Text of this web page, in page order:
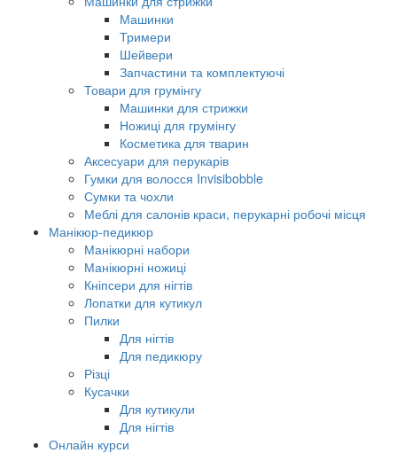
Машинки
Тримери
Шейвери
Запчастини та комплектуючі
Товари для грумінгу
Машинки для стрижки
Ножиці для грумінгу
Косметика для тварин
Аксесуари для перукарів
Гумки для волосся Invisibobble
Сумки та чохли
Меблі для салонів краси, перукарні робочі місця
Манікюр-педикюр
Манікюрні набори
Манікюрні ножиці
Кніпсери для нігтів
Лопатки для кутикул
Пилки
Для нігтів
Для педикюру
Різці
Кусачки
Для кутикули
Для нігтів
Онлайн курси